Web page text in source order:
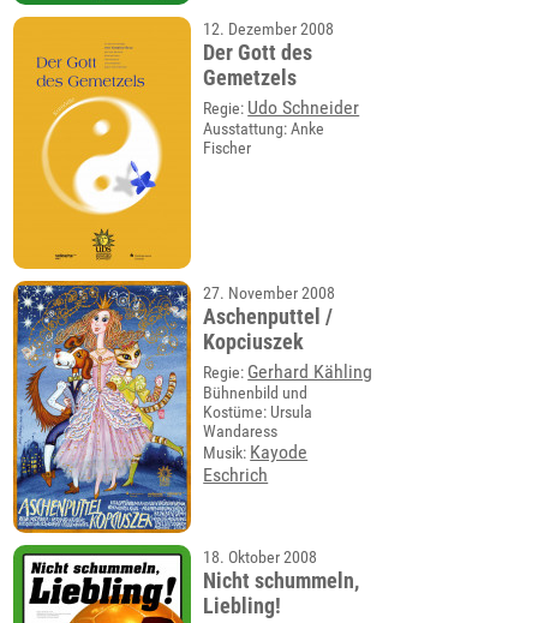
12. Dezember 2008
Der Gott des
Gemetzels
Regie: Udo Schneider
Ausstattung: Anke
Fischer
27. November 2008
Aschenputtel /
Kopciuszek
Regie: Gerhard Kähling
Bühnenbild und
Kostüme: Ursula
Wandaress
Musik: Kayode
Eschrich
18. Oktober 2008
Nicht schummeln,
Liebling!